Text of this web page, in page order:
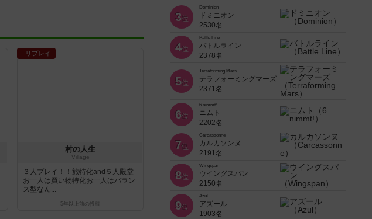
リプレイ
村の人生
Village
３人プレイ！！旅特化and５人殿堂
お一人は買い物特化お一人はバラン
ス型なん...
5年以上前 の投稿
3位
Dominion
ドミニオン
2530名
4位
Battle Line
バトルライン
2378名
5位
Terraforming Mars
テラフォーミングマーズ
2371名
6位
6 nimmt!
ニムト
2202名
7位
Carcassonne
カルカソンヌ
2191名
8位
Wingspan
ウイングスパン
2150名
9位
Azul
アズール
1903名